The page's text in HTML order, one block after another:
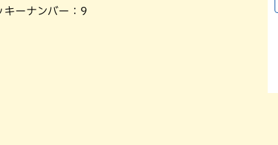
キーナンバー：9